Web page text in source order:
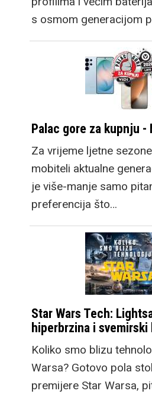
s osmom generacijom
Palac gore za kupnju -
Za vrijeme ljetne
mobiteli aktualne
je više-manje samo
preferencija što…
Star Wars Tech:
hiperbrzina i svemirski
Koliko smo blizu
Warsa? Gotovo pola
premijere Star Warsa,